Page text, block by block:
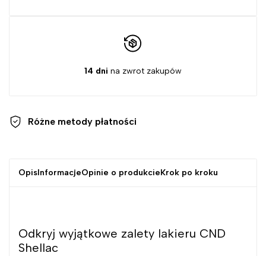
14 dni na zwrot zakupów
Różne metody płatności
OpisInformacjeOpinie o produkcieKrok po kroku
Odkryj wyjątkowe zalety lakieru CND
Shellac